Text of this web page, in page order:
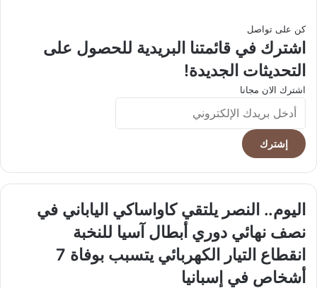
كن على تواصل
اشترك في قائمتنا البريدية للحصول على
التحديثات الجديدة!
اشترك الان مجانا
أدخل
بريدك
الإلكتروني
اليوم..
النصر
يلتقي
كاواساكي
الياباني
في
اليوم.. النصر يلتقي كاواساكي الياباني في
نصف نهائي دوري أبطال آسيا للنخبة
انقطاع
التيار
الكهربائي
انقطاع التيار الكهربائي يتسبب بوفاة 7
أشخاص في إسبانيا